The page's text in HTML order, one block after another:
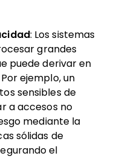
: Los sistemas
grandes
puede derivar en
ejemplo, un
sensibles de
a accesos no
mediante la
sólidas de
el